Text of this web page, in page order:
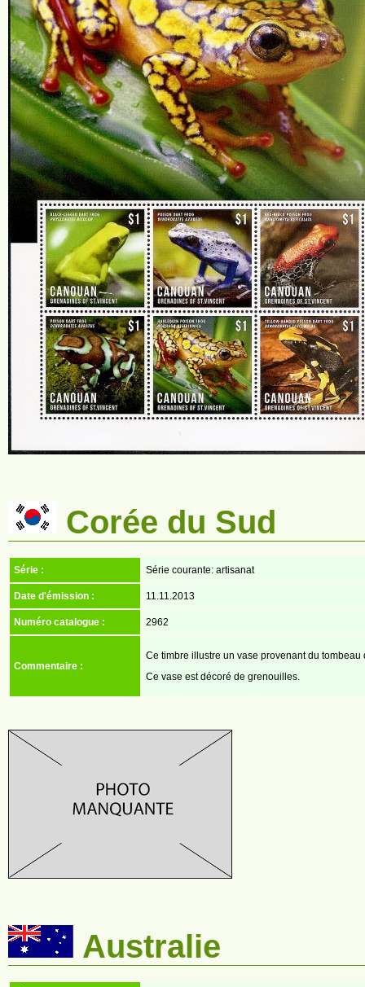
Corée du Sud
Série : Série courante: artisanat
Date d'émission : 11.11.2013
Numéro catalogue : 2962
Commentaire :
Ce timbre illustre un vase provenant du
Ce vase est décoré de grenouilles.
Australie